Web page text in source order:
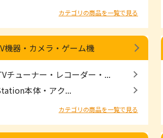
カテゴリの商品を一覧で見る
機器・カメラ・ゲーム機
チューナー・レコーダー・...
本体・アク...
カテゴリの商品を一覧で見る